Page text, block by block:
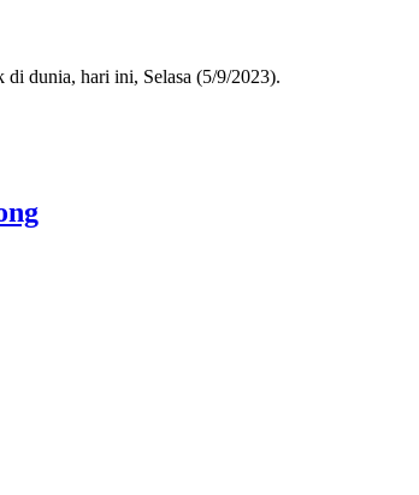
di dunia, hari ini, Selasa (5/9/2023).